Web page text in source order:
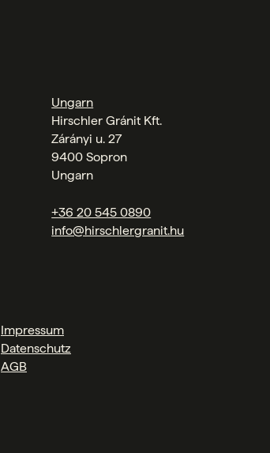
Ungarn
Hirschler Gránit Kft.
Zárányi u. 27
9400 Sopron
Ungarn
+36 20 545 0890
info@hirschlergranit.hu
Impressum
Datenschutz
AGB